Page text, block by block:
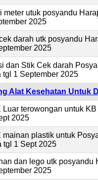
meter utuk posyandu
2025
darah utk posyandu
2025
dan Stik Cek darah
tgl 1 September 2025
Alat Kesehatan Untuk
Luar terowongan untuk
2025
mainan plastik untuk
tgl 1 Sept 2025
dan lego utk posyandu
2025